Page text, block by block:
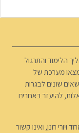
הלימוד והתרגול
מערכת של
שונים לבגרות
להיעזר באחרים
רונן, ואינו קשור